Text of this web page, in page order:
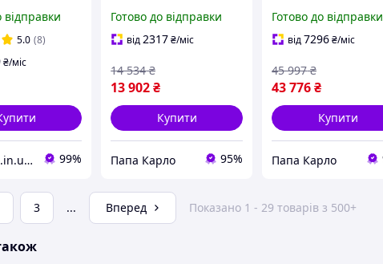
Верстат для
Ручний
відправки
5.0 (8)
₴/міс
"samsara.in.ua": Інтернет-магазин інструментів, садової та побутової техніки 99%
PAK PP200-720
Готово до відправки
від2317₴/міс
13 902₴
14 534 ₴
Купити
Папа Карло 95%
Готово до відправки
від7296₴/міс
43 776₴
45 997 ₴
Купити
Папа Карло
3 ... Вперед Показано 1 - 29 товарів з 500+